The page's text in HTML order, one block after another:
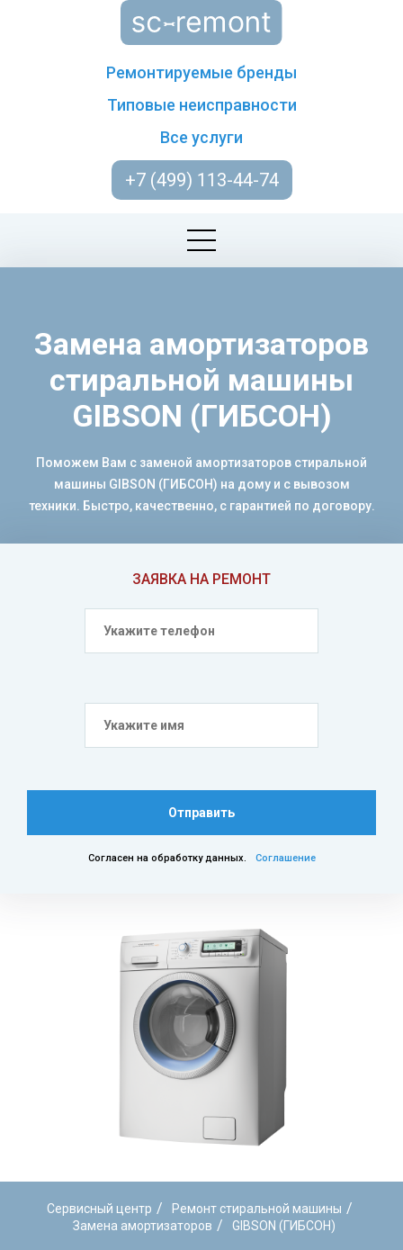
Ремонтируемые бренды
Типовые неисправности
Все услуги
+7 (499) 113-44-74
ЗАЯВКА НА РЕМОНТ
Отправить
Согласен на обработку данных. Соглашение
Замена амортизаторов
стиральной машины
GIBSON (ГИБСОН)
Поможем Вам с заменой амортизаторов стиральной
машины GIBSON (ГИБСОН) на дому и с вывозом
техники. Быстро, качественно, с гарантией по договору.
Сервисный центр / Ремонт стиральной машины /
Замена амортизаторов / GIBSON (ГИБСОН)